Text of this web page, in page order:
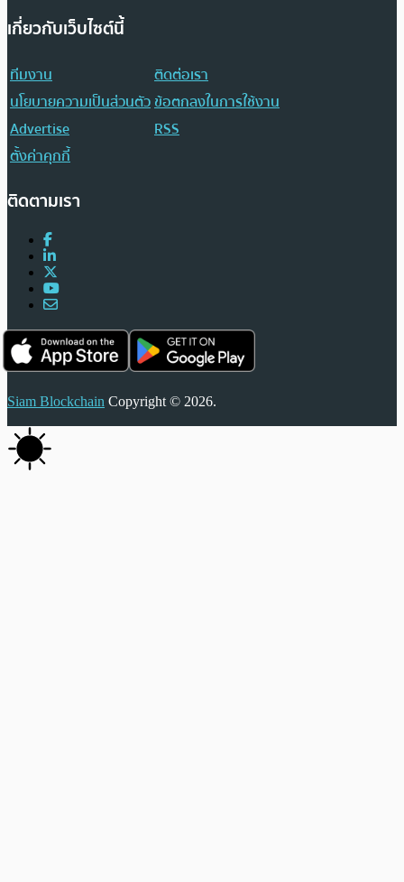
เกี่ยวกับเว็บไซต์นี้
ทีมงาน
ติดต่อเรา
นโยบายความเป็นส่วนตัวข้อตกลงในการใช้งาน
Advertise
RSS
ตั้งค่าคุกกี้
ติดตามเรา
Siam Blockchain Copyright © 2026.